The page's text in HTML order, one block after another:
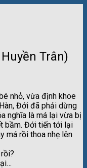
Trân)
nhỏ, vừa định khoe
Đới đã phải dừng
nghĩa là má lại vừa bị
bầm. Đới tiến tới lại
má rồi thoa nhẹ lên